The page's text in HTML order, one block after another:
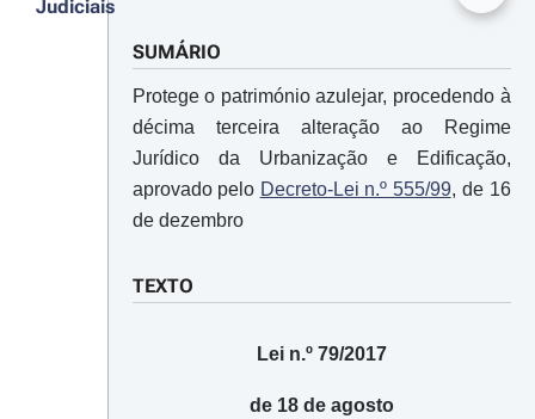
Judiciais
SUMÁRIO
Protege o património azulejar, procedendo à
décima terceira alteração ao Regime
Jurídico da Urbanização e Edificação,
aprovado pelo Decreto-Lei n.º 555/99, de 16
de dezembro
TEXTO
Lei n.º 79/2017
de 18 de agosto